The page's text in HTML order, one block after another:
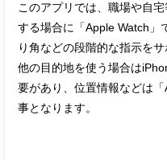
このアプリでは、職場や自
する場合に「Apple Watch」
り角などの段階的な指示を
他の目的地を使う場合は
要があり、位置情報などは
事となります。